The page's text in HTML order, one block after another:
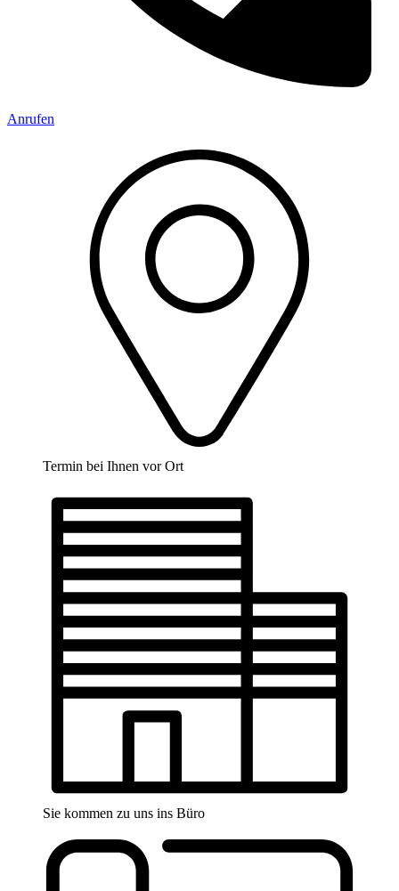
Anrufen
Termin bei Ihnen vor Ort
Sie kommen zu uns ins Büro